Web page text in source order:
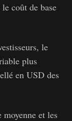
coût de base
le
plus
en USD des
et les